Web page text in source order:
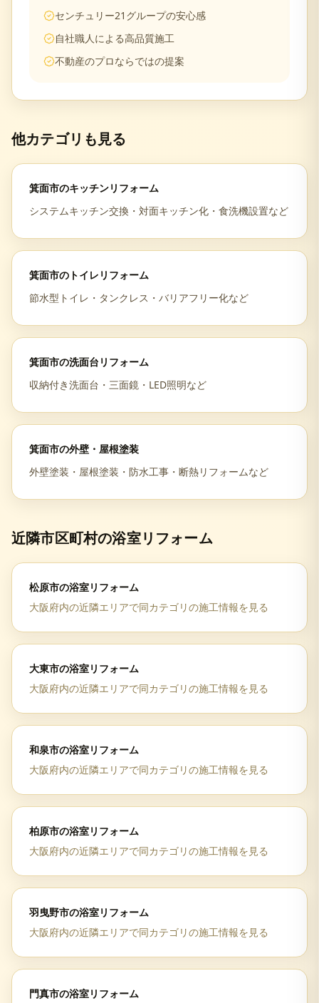
センチュリー21グループの安心感
自社職人による高品質施工
不動産のプロならではの提案
他カテゴリも見る
箕面市のキッチンリフォーム
システムキッチン交換・対面キッチン化・食洗機設置など
箕面市の トイレリフォーム
節水型トイレ・タンクレス・バリアフリー化など
箕面市の洗面台リフォーム
収納付き洗面台・三面鏡・LED照明など
箕面市の外壁・屋根塗装
外壁塗装・屋根塗装・防水工事・断熱リフォームなど
近隣市区町村の浴室リフォーム
松原市の浴室リフォーム
大阪府内の近隣エリアで同カテゴリの施工情報を見る
大東市の浴室リフォーム
大阪府内の近隣エリアで同カテゴリの施工情報を見る
和泉市の浴室リフォーム
大阪府内の近隣エリアで同カテゴリの施工情報を見る
柏原市の浴室リフォーム
大阪府内の近隣エリアで同カテゴリの施工情報を見る
羽曳野市の浴室リフォーム
大阪府内の近隣エリアで同カテゴリの施工情報を見る
門真市の浴室リフォーム